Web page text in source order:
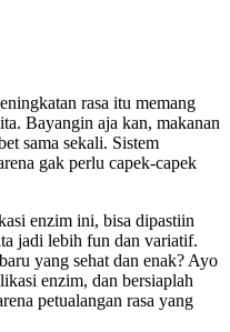
rasa itu memang
Bayangin aja kan, makanan
sama sekali. Sistem
gak perlu capek-capek
enzim ini, bisa dipastiin
jadi lebih fun dan variatif.
yang sehat dan enak? Ayo
enzim, dan bersiaplah
petualangan rasa yang